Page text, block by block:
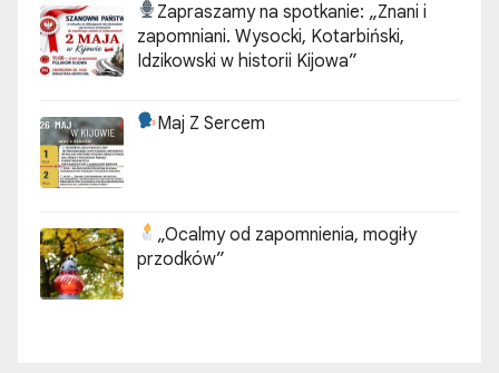
Zapraszamy na spotkanie: „Znani i
zapomniani. Wysocki, Kotarbiński,
Idzikowski w historii Kijowa”
Maj Z Sercem
„Ocalmy od zapomnienia, mogiły
przodków”